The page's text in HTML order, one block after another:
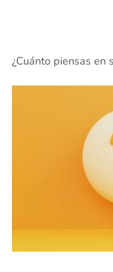
¿Cuánto piensas en